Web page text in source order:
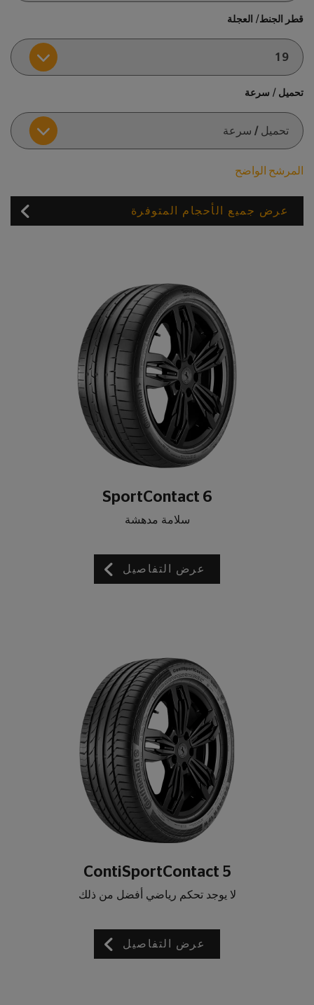
قطر الجنط/ العجلة
تحميل / سرعة
المرشح الواضح
عرض جميع الأحجام المتوفرة
SportContact 6
سلامة مدهشة
عرض التفاصيل
ContiSportContact 5
لا يوجد تحكم رياضي أفضل من ذلك
عرض التفاصيل